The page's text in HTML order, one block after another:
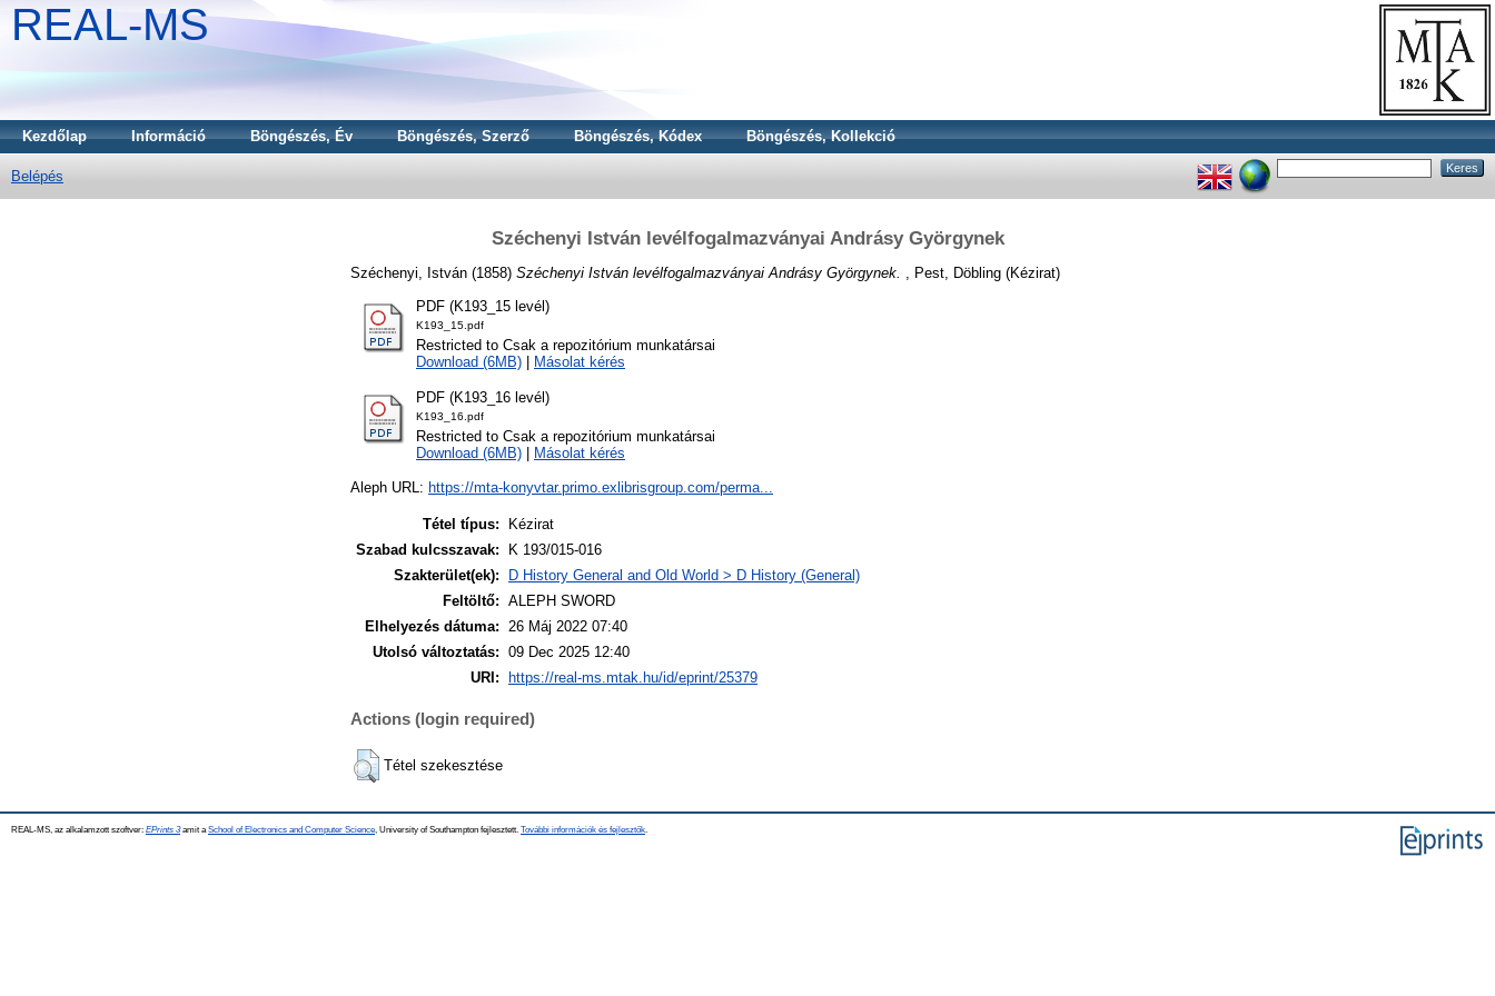
REAL-MS
Kezdőlap Információ Böngészés, Év Böngészés, Szerző Böngészés, Kódex Böngészés, Kollekció
Belépés
Széchenyi István levélfogalmazványai Andrásy Györgynek
Széchenyi, István (1858) Széchenyi István levélfogalmazványai Andrásy Györgynek. , Pest, Döbling (Kézirat)
PDF (K193_15 levél)
K193_15.pdf
Restricted to Csak a repozitórium munkatársai
Download (6MB)
Másolat kérés
PDF (K193_16 levél)
K193_16.pdf
Restricted to Csak a repozitórium munkatársai
Download (6MB)
Másolat kérés
Aleph URL: https://mta-konyvtar.primo.exlibrisgroup.com/perma...
Tétel típus:
Kézirat
Szabad kulcsszavak:
K 193/015-016
Szakterület(ek):
D History General and Old World > D History (General)
Feltöltő: ALEPH SWORD
Elhelyezés dátuma: 26 Máj 2022 07:40
Utolsó változtatás: 09 Dec 2025 12:40
URI:
https://real-ms.mtak.hu/id/eprint/25379
Actions (login required)
Tétel szekesztése
REAL-MS, az alkalamzott szoftver: EPrints 3amit a School of Electronics and Computer Science , University of Southampton fejlesztett. További információk és fejlesztők